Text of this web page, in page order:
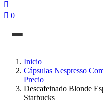

 0
Inicio
Cápsulas Nespresso
Precio
Descafeinado Blonde
Starbucks